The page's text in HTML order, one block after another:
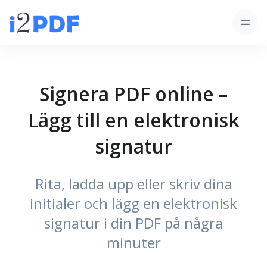
Signera PDF online –
Lägg till en elektronisk
signatur
Rita, ladda upp eller skriv dina
initialer och lägg en elektronisk
signatur i din PDF på några
minuter